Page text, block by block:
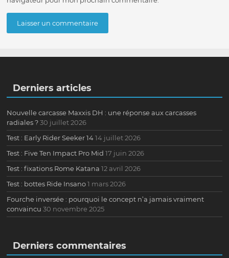
Derniers articles
Nouvelle carcasse Maxxis DH : une réponse aux carcasses
radiales ? 30 juillet 2026
Test : Early Rider Seeker 14 14 juillet 2026
Test : Five Ten Impact Pro Mid 17 juin 2026
Test : fixations Rome Katana 12 avril 2026
Test : bottes Ride Insano 1 mars 2026
Fourche inversée : pourquoi le concept n’a jamais vraiment
convaincu 30 novembre 2025
Derniers commentaires